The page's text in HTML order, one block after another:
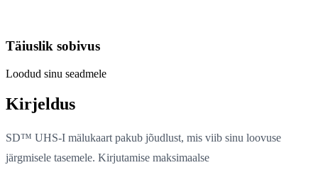
Täiuslik sobivus
Loodud sinu seadmele
Kirjeldus
SD™ UHS-I mälukaart pakub jõudlust, mis viib sinu loovuse
järgmisele tasemele. Kirjutamise maksimaalse